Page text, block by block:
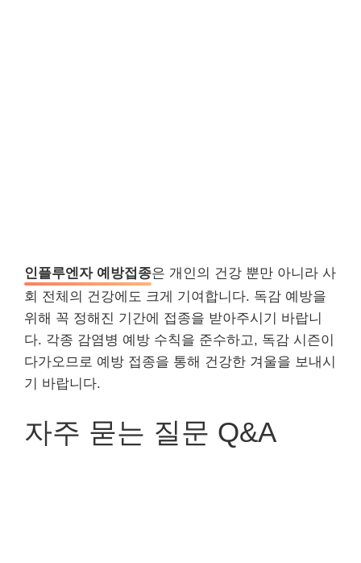
인플루엔자 예방접종은 개인의 건강 뿐만 아니라 사
회 전체의 건강에도 크게 기여합니다. 독감 예방을
위해 꼭 정해진 기간에 접종을 받아주시기 바랍니
다. 각종 감염병 예방 수칙을 준수하고, 독감 시즌이
다가오므로 예방 접종을 통해 건강한 겨울을 보내시
기 바랍니다.
자주 묻는 질문 Q&A